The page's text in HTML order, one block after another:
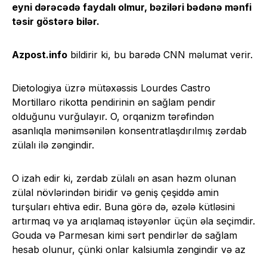
eyni dərəcədə faydalı olmur, bəziləri bədənə mənfi
təsir göstərə bilər.
Azpost.info bildirir ki, bu barədə CNN məlumat verir.
Dietologiya üzrə mütəxəssis Lourdes Castro
Mortillaro rikotta pendirinin ən sağlam pendir
olduğunu vurğulayır. O, orqanizm tərəfindən
asanlıqla mənimsənilən konsentratlaşdırılmış zərdab
zülalı ilə zəngindir.
O izah edir ki, zərdab zülalı ən asan həzm olunan
zülal növlərindən biridir və geniş çeşiddə amin
turşuları ehtiva edir. Buna görə də, əzələ kütləsini
artırmaq və ya arıqlamaq istəyənlər üçün əla seçimdir.
Gouda və Parmesan kimi sərt pendirlər də sağlam
hesab olunur, çünki onlar kalsiumla zəngindir və az